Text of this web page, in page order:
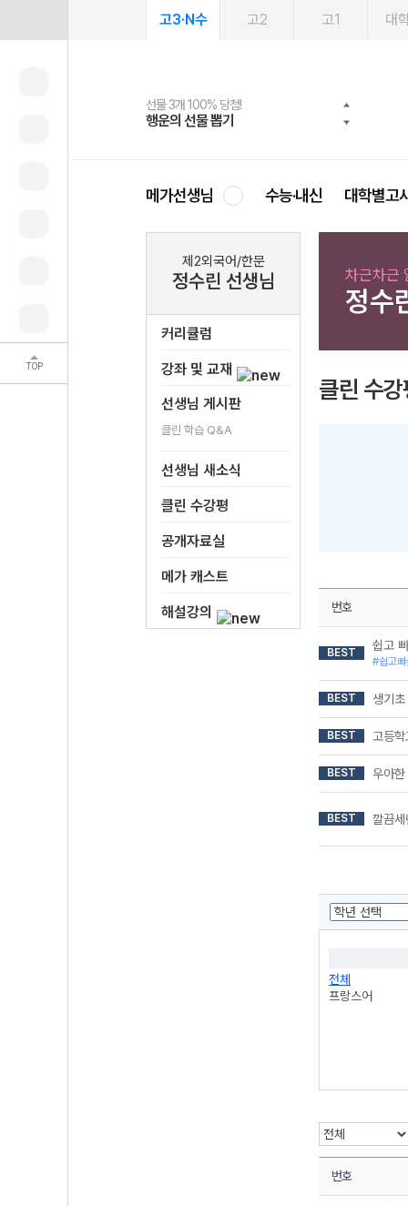
TOP
고3·N수 고2 고1 대
선물 3개 100% 당첨!
행운의 선물 뽑기
선물 100% 증정!
메가스터디 X 올리브
여름방학 스터디 캐시백
메가런 썸머스쿨
2027 러셀 단과
강사 공개선발
스마트러닝앱
설문 EVENT
메가패스
3일 무료 체험권
메가패스 수강생 무료혜택!
메가클럽 멤버십
사회공헌 캠페인
희망이룸 메가나눔
메가선생님 수능·내신 대학별고
제2외국어/한문
정수린 선생님
커리큘럼
강좌 및 교재
선생님 게시판
클린 학습 Q&A
선생님 새소식
클린 수강평
공개자료실
메가 캐스트
해설강의
차근차근
정수
클린 수강
번호
BEST 쉽고
#쉽고
BEST 생기
BEST 고등
BEST 우아
BEST 깔끔
전체
프랑스어
번호